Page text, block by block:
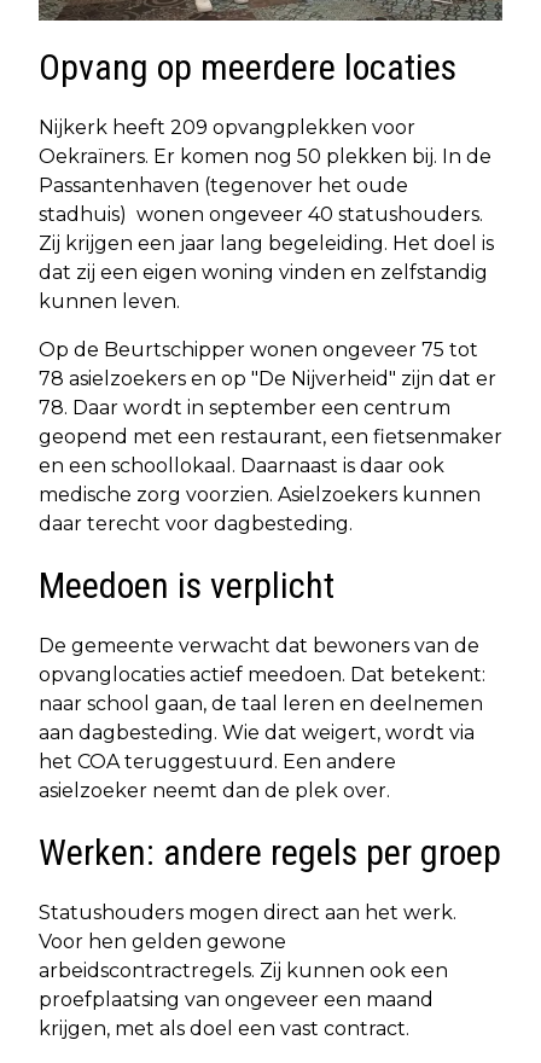
Opvang op meerdere locaties
Nijkerk heeft 209 opvangplekken voor
Oekraïners. Er komen nog 50 plekken bij. In de
Passantenhaven (tegenover het oude
stadhuis) wonen ongeveer 40 statushouders.
Zij krijgen een jaar lang begeleiding. Het doel is
dat zij een eigen woning vinden en zelfstandig
kunnen leven.
Op de Beurtschipper wonen ongeveer 75 tot
78 asielzoekers en op "De Nijverheid" zijn dat er
78. Daar wordt in september een centrum
geopend met een restaurant, een fietsenmaker
en een schoollokaal. Daarnaast is daar ook
medische zorg voorzien. Asielzoekers kunnen
daar terecht voor dagbesteding.
Meedoen is verplicht
De gemeente verwacht dat bewoners van de
opvanglocaties actief meedoen. Dat betekent:
naar school gaan, de taal leren en deelnemen
aan dagbesteding. Wie dat weigert, wordt via
het COA teruggestuurd. Een andere
asielzoeker neemt dan de plek over.
Werken: andere regels per groep
Statushouders mogen direct aan het werk.
Voor hen gelden gewone
arbeidscontractregels. Zij kunnen ook een
proefplaatsing van ongeveer een maand
krijgen, met als doel een vast contract.